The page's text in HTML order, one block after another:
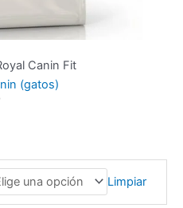
Canin Fit
(gatos)
Limpiar